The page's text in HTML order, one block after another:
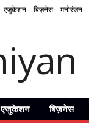
एजुकेशन बिज़नेस मनोरंजन
एजुकेशन बिज़नेस